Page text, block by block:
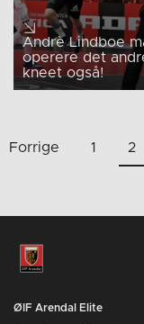
Andrè Lindboe
operere det
kneet også!
Sidepaginering
Forrige 1 2
ØIF Arendal Elite